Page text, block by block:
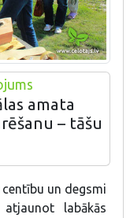
amata
– tāšu
meistars Jurijs
kurš pēc seniem
cenšas atjaunot
un degsmi
labākās